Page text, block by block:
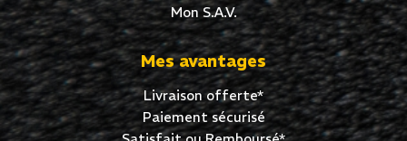
Mon S.A.V.
Mes avantages
Livraison offerte*
Paiement sécurisé